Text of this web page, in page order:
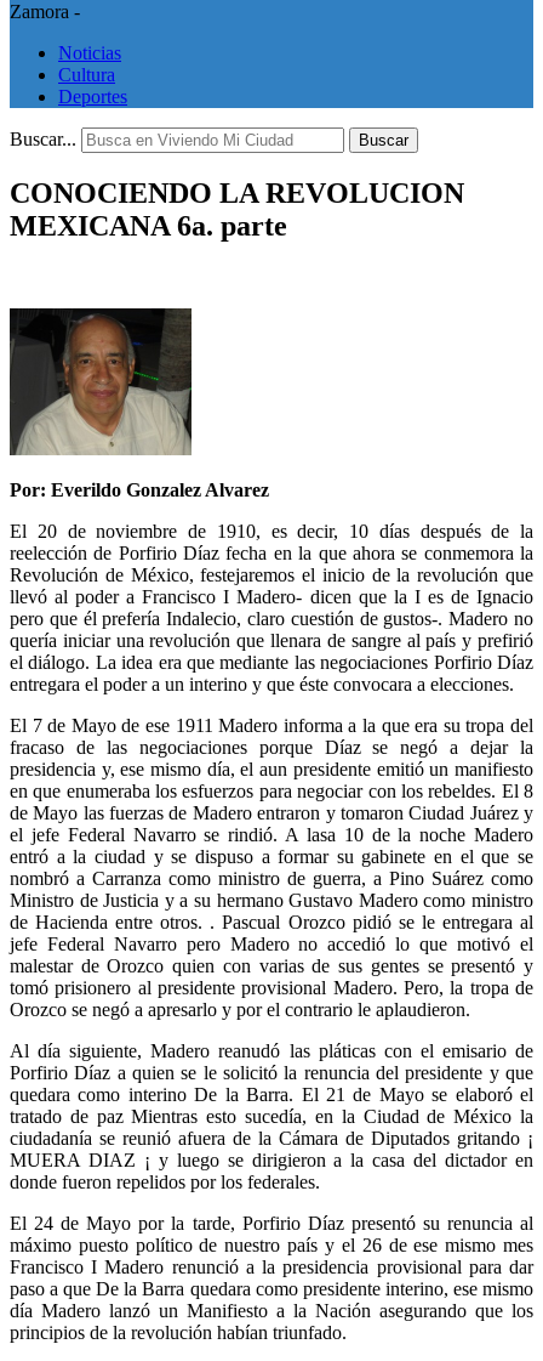
Zamora -
Noticias
Cultura
Deportes
Buscar... Buscar
CONOCIENDO LA REVOLUCION
MEXICANA 6a. parte
Por: Everildo Gonzalez Alvarez
El 20 de noviembre de 1910, es decir, 10 días después de la
reelección de Porfirio Díaz fecha en la que ahora se conmemora la
Revolución de México, festejaremos el inicio de la revolución que
llevó al poder a Francisco I Madero- dicen que la I es de Ignacio
pero que él prefería Indalecio, claro cuestión de gustos-. Madero no
quería iniciar una revolución que llenara de sangre al país y prefirió
el diálogo. La idea era que mediante las negociaciones Porfirio Díaz
entregara el poder a un interino y que éste convocara a elecciones.
El 7 de Mayo de ese 1911 Madero informa a la que era su tropa del
fracaso de las negociaciones porque Díaz se negó a dejar la
presidencia y, ese mismo día, el aun presidente emitió un manifiesto
en que enumeraba los esfuerzos para negociar con los rebeldes. El 8
de Mayo las fuerzas de Madero entraron y tomaron Ciudad Juárez y
el jefe Federal Navarro se rindió. A lasa 10 de la noche Madero
entró a la ciudad y se dispuso a formar su gabinete en el que se
nombró a Carranza como ministro de guerra, a Pino Suárez como
Ministro de Justicia y a su hermano Gustavo Madero como ministro
de Hacienda entre otros. . Pascual Orozco pidió se le entregara al
jefe Federal Navarro pero Madero no accedió lo que motivó el
malestar de Orozco quien con varias de sus gentes se presentó y
tomó prisionero al presidente provisional Madero. Pero, la tropa de
Orozco se negó a apresarlo y por el contrario le aplaudieron.
Al día siguiente, Madero reanudó las pláticas con el emisario de
Porfirio Díaz a quien se le solicitó la renuncia del presidente y que
quedara como interino De la Barra. El 21 de Mayo se elaboró el
tratado de paz Mientras esto sucedía, en la Ciudad de México la
ciudadanía se reunió afuera de la Cámara de Diputados gritando ¡
MUERA DIAZ ¡ y luego se dirigieron a la casa del dictador en
donde fueron repelidos por los federales.
El 24 de Mayo por la tarde, Porfirio Díaz presentó su renuncia al
máximo puesto político de nuestro país y el 26 de ese mismo mes
Francisco I Madero renunció a la presidencia provisional para dar
paso a que De la Barra quedara como presidente interino, ese mismo
día Madero lanzó un Manifiesto a la Nación asegurando que los
principios de la revolución habían triunfado.